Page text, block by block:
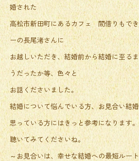
婚された
高松市新田町にあるカフェ 間借りもで
ーの長尾渚さんに
お越しいただき、結婚前から結婚に至る
うだったか等、色々と
お話くださいました。
結婚について悩んでいる方、お見合い結
思っている方にはきっと参考になります。
聴いてみてくださいね。
～お見合いは、幸せな結婚への最短ルー